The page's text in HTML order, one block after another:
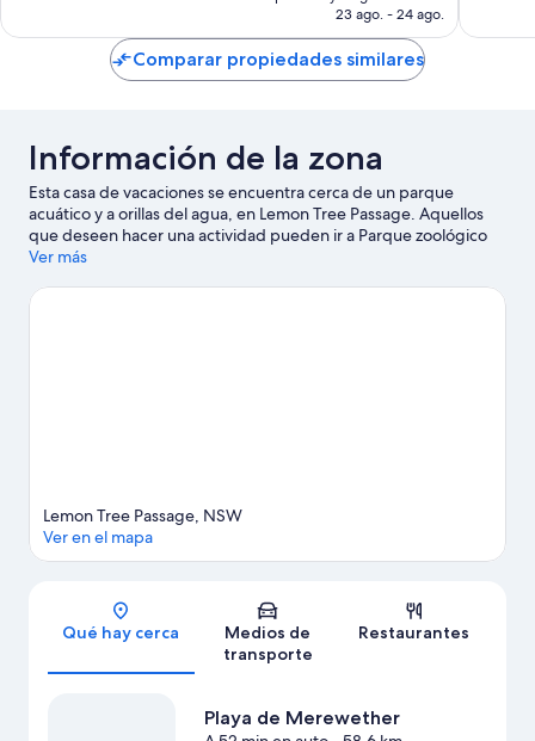
de
$2,374 MXN
23 ago. - 24 ago.
Comparar propiedades similares
Información de la zona
Esta casa de vacaciones se encuentra cerca de un parque
acuático y a orillas del agua, en Lemon Tree Passage. Aquellos
que deseen hacer una actividad pueden ir a Parque zoológico
Oakvale Farm and Fauna World y Campo de golf Pacific Dunes,
área pueden optar por Salamander Super Strike y Parque
Ver más
Sección del mapa
Lemon Tree Passage, NSW
Ver en el mapa
Qué hay cerca
Medios de
transporte
Restaurantes
Playa de Merewether